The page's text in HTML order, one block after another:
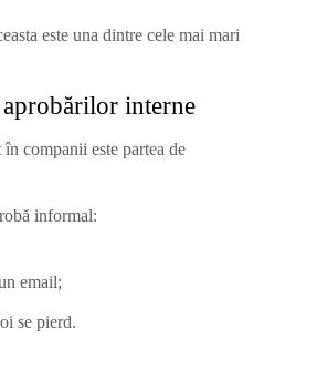
este una dintre cele mai mari
interne
companii este partea de
informal:
email;
se pierd.